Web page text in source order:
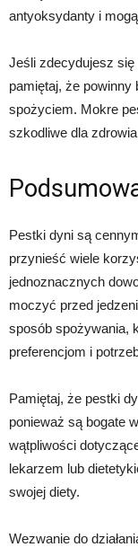
antyoksydanty i
Jeśli zdecydujesz
pamiętaj, że powinny
spożyciem. Mokre
szkodliwe dla
Pestki dyni są
przynieść wiele
jednoznacznych
moczyć przed
sposób spożywania,
preferencjom i
Pamiętaj, że pestki
ponieważ są bogate
wątpliwości
lekarzem lub
swojej diety.
Wezwanie do